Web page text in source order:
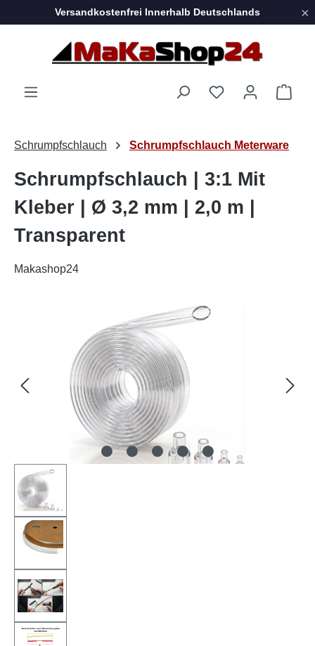
Zum Hauptinhalt springen
Versandkostenfrei Innerhalb Deutschlands ×
Schrumpfschlauch Schrumpfschlauch Meterware
Schrumpfschlauch | 3:1 Mit
Kleber | Ø 3,2 mm | 2,0 m |
Transparent
Makashop24